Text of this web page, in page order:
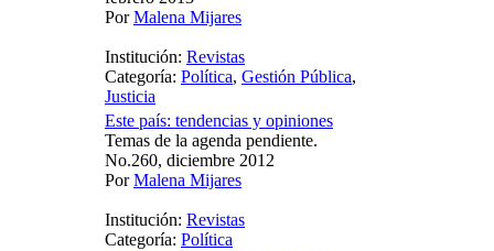
PorMalena Mijares
Institución: Revistas
Categoría: Política, Gestión Pública,
Justicia
Este país: tendencias y opiniones
Temas de la agenda pendiente.
No.260, diciembre 2012
PorMalena Mijares
Institución: Revistas
Categoría: Política